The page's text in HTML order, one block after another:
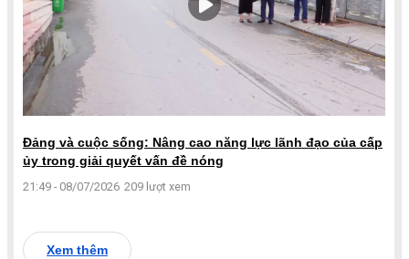
Đảng và cuộc sống: Nâng cao năng lực lãnh đạo của cấp
ủy trong giải quyết vấn đề nóng
21:49 - 08/07/2026 209 lượt xem
Xem thêm